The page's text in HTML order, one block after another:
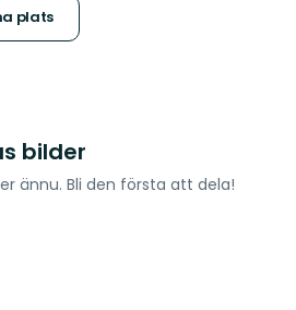
plats
bilder
ännu. Bli den första att dela!